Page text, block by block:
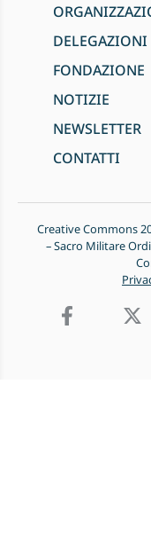
DELEGAZIONI
FONDAZIONE
NOTIZIE
NEWSLETTER
CONTATTI
Creative Commons
– Sacro Militare